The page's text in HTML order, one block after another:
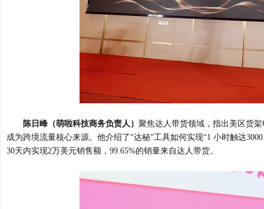
陈日峰（萌啦科技商务负责人） 聚焦达人带货领域，指出美区货
成为跨境流量核心来源。他介绍了“达秘”工具如何实现“1 小时触达
30天内实现2万美元销售额，99.65%的销量来自达人带货。